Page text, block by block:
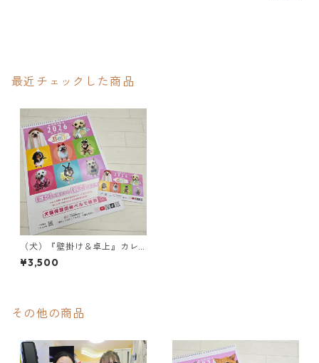
最近チェックした商品
（犬）『壁掛け＆卓上』カレ
ンダー
¥3,500
その他の商品